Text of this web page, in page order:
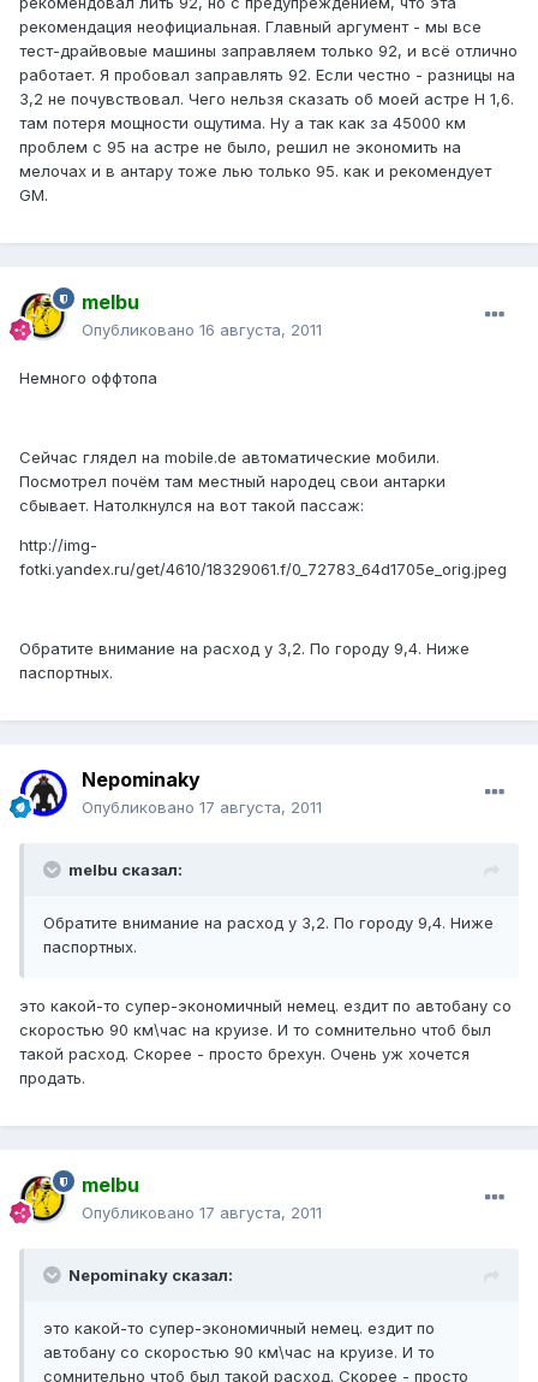
рекомендация неофициальная. Главный аргумент - мы все
тест-драйвовые машины заправляем только 92, и всё отлично
работает. Я пробовал заправлять 92. Если честно - разницы на
3,2 не почувствовал. Чего нельзя сказать об моей астре Н 1,6.
там потеря мощности ощутима. Ну а так как за 45000 км
проблем с 95 на астре не было, решил не экономить на
мелочах и в антару тоже лью только 95. как и рекомендует
GM.
melbu
Опубликовано 16 августа, 2011
Немного оффтопа
Сейчас глядел на mobile.de автоматические мобили.
Посмотрел почём там местный народец свои антарки
сбывает. Натолкнулся на вот такой пассаж:
http://img-
fotki.yandex.ru/get/4610/18329061.f/0_72783_64d1705e_orig.jpeg
Обратите внимание на расход у 3,2. По городу 9,4. Ниже
паспортных.
Nepominaky
Опубликовано 17 августа, 2011
melbu сказал:
Обратите внимание на расход у 3,2. По городу 9,4. Ниже
паспортных.
это какой-то супер-экономичный немец. ездит по автобану со
скоростью 90 км\час на круизе. И то сомнительно чтоб был
такой расход. Скорее - просто брехун. Очень уж хочется
продать.
melbu
Опубликовано 17 августа, 2011
Nepominaky сказал:
это какой-то супер-экономичный немец. ездит по
автобану со скоростью 90 км\час на круизе. И то
сомнительно чтоб был такой расход. Скорее - просто